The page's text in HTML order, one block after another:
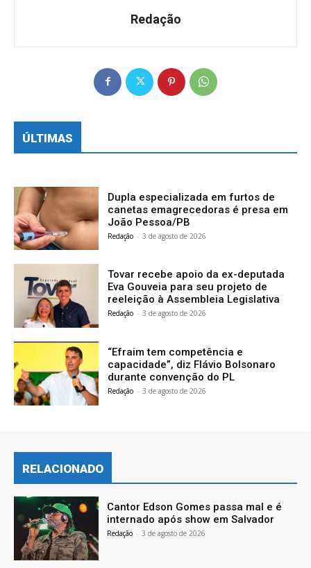
Redação
ÚLTIMAS
Dupla especializada em furtos de
canetas emagrecedoras é presa em
João Pessoa/PB
Redação - 3 de agosto de 2026
Tovar recebe apoio da ex-deputada
Eva Gouveia para seu projeto de
reeleição à Assembleia Legislativa
Redação - 3 de agosto de 2026
“Efraim tem competência e
capacidade”, diz Flávio Bolsonaro
durante convenção do PL
Redação - 3 de agosto de 2026
RELACIONADO
Cantor Edson Gomes passa mal e é
internado após show em Salvador
Redação - 3 de agosto de 2026